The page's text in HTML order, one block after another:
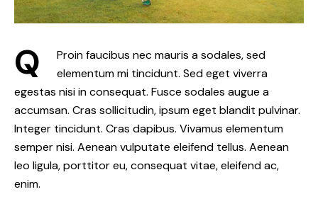
Q
Proin faucibus nec mauris a sodales, sed
elementum mi tincidunt. Sed eget viverra
egestas nisi in consequat. Fusce sodales augue a
accumsan. Cras sollicitudin, ipsum eget blandit pulvinar.
Integer tincidunt. Cras dapibus. Vivamus elementum
semper nisi. Aenean vulputate eleifend tellus. Aenean
leo ligula, porttitor eu, consequat vitae, eleifend ac,
enim.